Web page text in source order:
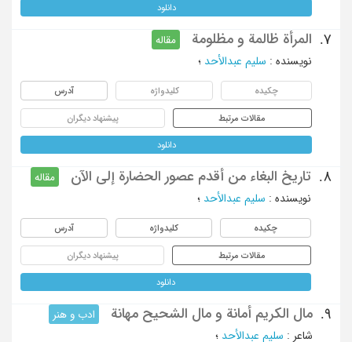
دانلود
7. المرأة ظالمة و مظلومة
مقاله
نویسنده : سلیم عبدالأحد ؛
چکیده کلیدواژه آدرس
مقالات مرتبط پیشنهاد دیگران
دانلود
8. تاریخ البغاء من أقدم عصور الحضارة إلی الآن
مقاله
نویسنده : سلیم عبدالأحد ؛
چکیده کلیدواژه آدرس
مقالات مرتبط پیشنهاد دیگران
دانلود
9. مال الکریم أمانة و مال الشحیح مهانة
ادب و هنر
شاعر : سلیم عبدالأحد ؛